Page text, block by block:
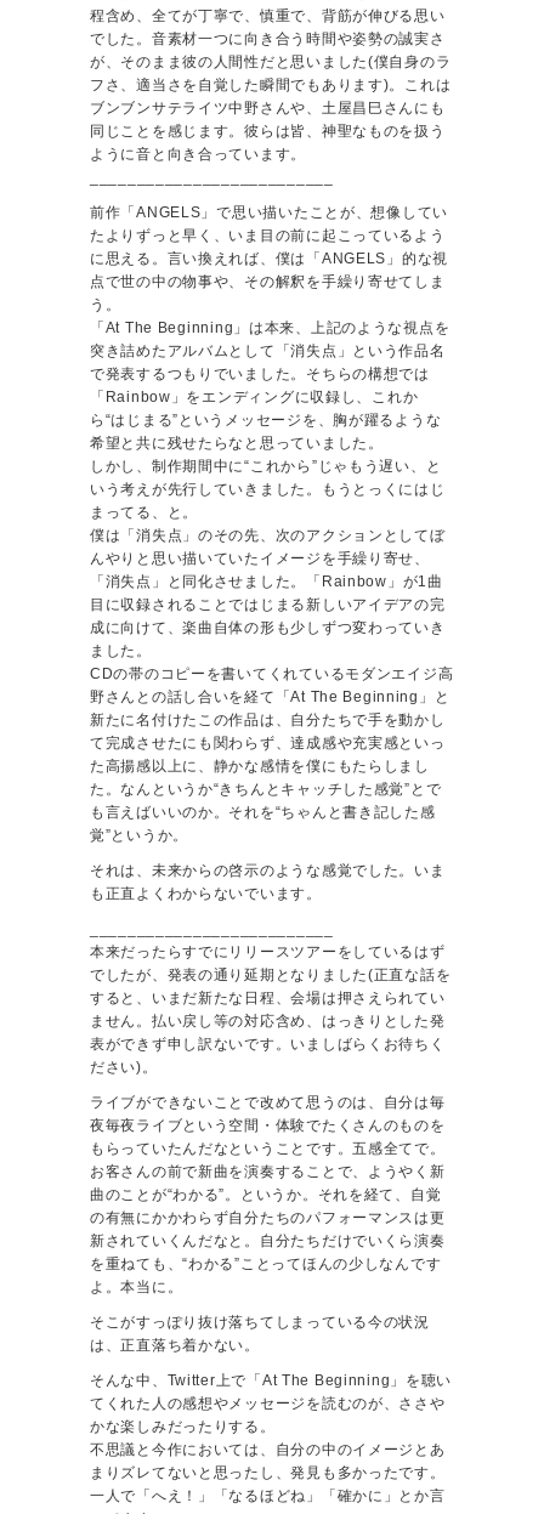
程含め、全てが丁寧で、慎重で、背筋が伸びる思い
でした。音素材一つに向き合う時間や姿勢の誠実さ
が、そのまま彼の人間性だと思いました(僕自身のラ
フさ、適当さを自覚した瞬間でもあります)。これは
ブンブンサテライツ中野さんや、土屋昌巳さんにも
同じことを感じます。彼らは皆、神聖なものを扱う
ように音と向き合っています。
前作「ANGELS」で思い描いたことが、想像してい
たよりずっと早く、いま目の前に起こっているよう
に思える。言い換えれば、僕は「ANGELS」的な視
点で世の中の物事や、その解釈を手繰り寄せてしま
う。
「At The Beginning」は本来、上記のような視点を
突き詰めたアルバムとして「消失点」という作品名
で発表するつもりでいました。そちらの構想では
「Rainbow」をエンディングに収録し、これか
ら“はじまる”というメッセージを、胸が躍るような
希望と共に残せたらなと思っていました。
しかし、制作期間中に“これから”じゃもう遅い、と
いう考えが先行していきました。もうとっくにはじ
まってる、と。
僕は「消失点」のその先、次のアクションとしてぼ
んやりと思い描いていたイメージを手繰り寄せ、
「消失点」と同化させました。「Rainbow」が1曲
目に収録されることではじまる新しいアイデアの完
成に向けて、楽曲自体の形も少しずつ変わっていき
ました。
CDの帯のコピーを書いてくれているモダンエイジ高
野さんとの話し合いを経て「At The Beginning」と
新たに名付けたこの作品は、自分たちで手を動かし
て完成させたにも関わらず、達成感や充実感といっ
た高揚感以上に、静かな感情を僕にもたらしまし
た。なんというか“きちんとキャッチした感覚”とで
も言えばいいのか。それを“ちゃんと書き記した感
覚”というか。
それは、未来からの啓示のような感覚でした。いま
も正直よくわからないでいます。
本来だったらすでにリリースツアーをしているはず
でしたが、発表の通り延期となりました(正直な話を
すると、いまだ新たな日程、会場は押さえられてい
ません。払い戻し等の対応含め、はっきりとした発
表ができず申し訳ないです。いましばらくお待ちく
ださい)。
ライブができないことで改めて思うのは、自分は毎
夜毎夜ライブという空間・体験でたくさんのものを
もらっていたんだなということです。五感全てで。
お客さんの前で新曲を演奏することで、ようやく新
曲のことが“わかる”。というか。それを経て、自覚
の有無にかかわらず自分たちのパフォーマンスは更
新されていくんだなと。自分たちだけでいくら演奏
を重ねても、“わかる”ことってほんの少しなんです
よ。本当に。
そこがすっぽり抜け落ちてしまっている今の状況
は、正直落ち着かない。
そんな中、Twitter上で「At The Beginning」を聴い
てくれた人の感想やメッセージを読むのが、ささや
かな楽しみだったりする。
不思議と今作においては、自分の中のイメージとあ
まりズレてないと思ったし、発見も多かったです。
一人で「へえ！」「なるほどね」「確かに」とか言